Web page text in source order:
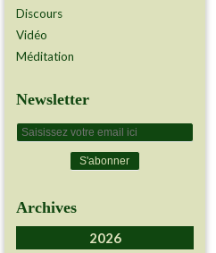
Discours
Vidéo
Méditation
Newsletter
Archives
2026